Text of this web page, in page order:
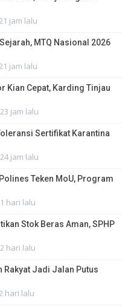
jam lalu
MTQ Nasional 2026
jam lalu
Kian Cepat, Karding Tinjau
23 jam lalu
Sertifikat Karantina
24 jam lalu
Teken MoU, Program
1 hari lalu
Stok Beras Aman, SPHP
2 hari lalu
Rakyat Jadi Jalan Putus
hari lalu